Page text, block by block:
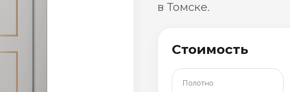
в Томске.
Стоимость
Полотно